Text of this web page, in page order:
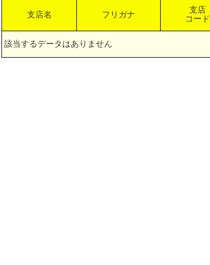
支店名 フリガナ
支店
コード
該当するデータはありません